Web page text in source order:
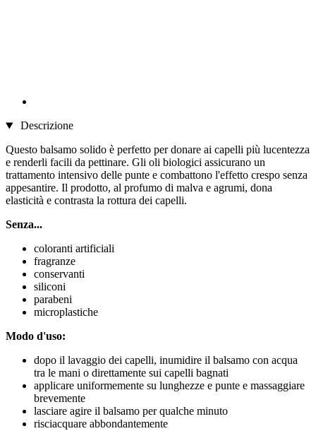
Descrizione
Questo balsamo solido è perfetto per donare ai capelli più lucentezza
e renderli facili da pettinare. Gli oli biologici assicurano un
trattamento intensivo delle punte e combattono l'effetto crespo senza
appesantire. Il prodotto, al profumo di malva e agrumi, dona
elasticità e contrasta la rottura dei capelli.
Senza...
coloranti artificiali
fragranze
conservanti
siliconi
parabeni
microplastiche
Modo d'uso:
dopo il lavaggio dei capelli, inumidire il balsamo con acqua
tra le mani o direttamente sui capelli bagnati
applicare uniformemente su lunghezze e punte e massaggiare
brevemente
lasciare agire il balsamo per qualche minuto
risciacquare abbondantemente